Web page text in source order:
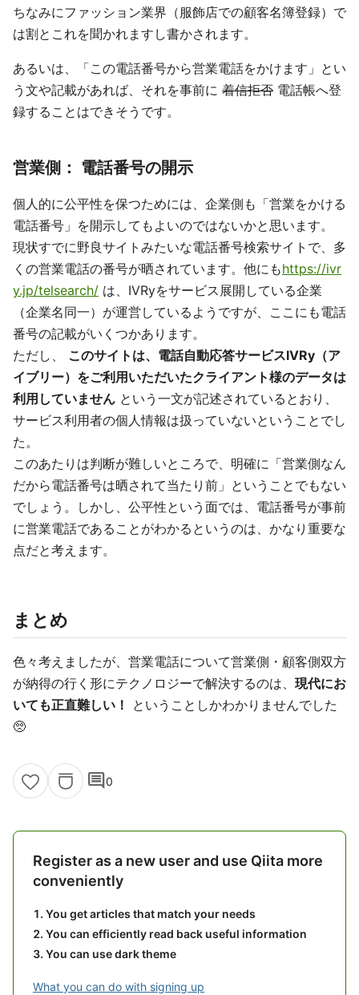
ちなみにファッション業界（服飾店での顧客名簿登録）で
は割とこれを聞かれますし書かされます。
あるいは、「この電話番号から営業電話をかけます」とい
う文や記載があれば、それを事前に 着信拒否 電話帳へ登
録することはできそうです。
営業側： 電話番号の開示
個人的に公平性を保つためには、企業側も「営業をかける
電話番号」を開示してもよいのではないかと思います。
現状すでに野良サイトみたいな電話番号検索サイトで、多
くの営業電話の番号が晒されています。他にもhttps://ivr
y.jp/telsearch/ は、IVRyをサービス展開している企業
（企業名同一）が運営しているようですが、ここにも電話
番号の記載がいくつかあります。
ただし、 このサイトは、電話自動応答サービスIVRy（ア
イブリー）をご利用いただいたクライアント様のデータは
利用していません という一文が記述されているとおり、
サービス利用者の個人情報は扱っていないということでし
た。
このあたりは判断が難しいところで、明確に「営業側なん
だから電話番号は晒されて当たり前」ということでもない
でしょう。しかし、公平性という面では、電話番号が事前
に営業電話であることがわかるというのは、かなり重要な
点だと考えます。
まとめ
色々考えましたが、営業電話について営業側・顧客側双方
が納得の行く形にテクノロジーで解決するのは、 現代にお
いても正直難しい！
ということしかわかりませんでした
🥺
comment0
Register as a new user and use Qiita more
conveniently
You get articles that match your needs
You can efficiently read back useful information
You can use dark theme
What you can do with signing up